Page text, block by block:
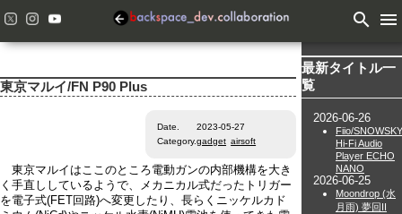
search menu
東京マルイ/FN P90 Plus
Date.
2023-05-27
Category.gadget airsoft
東京マルイはここのところ電動ガンの内部機構を大き
く手直ししているようで、メカニカル式だったトリガー
を電子式(FET回路)へ変更したり、長らくニッケルカド
最新タイトル一
覧
2026-06-26
Fiio/SNOWSKY
Hi-Fi Audio
Player ECHO
NANO
2026-06-25
Moondrop (水
月雨) 夢回II